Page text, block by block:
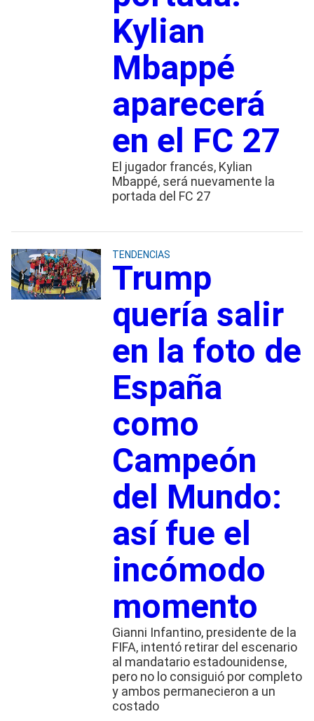
Kylian
Mbappé
aparecerá
en el FC 27
El jugador francés, Kylian
Mbappé, será nuevamente la
portada del FC 27
TENDENCIAS
Trump
quería salir
en la foto de
España
como
Campeón
del Mundo:
así fue el
incómodo
momento
Gianni Infantino, presidente de la
FIFA, intentó retirar del escenario
al mandatario estadounidense,
pero no lo consiguió por completo
y ambos permanecieron a un
costado